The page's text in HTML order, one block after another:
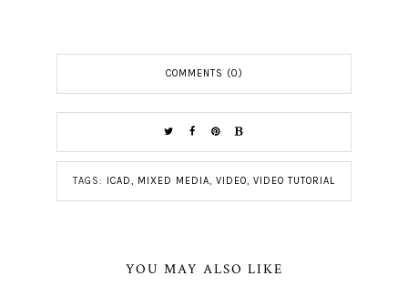
COMMENTS (0)
TAGS: ICAD, MIXED MEDIA, VIDEO, VIDEO TUTORIAL
YOU MAY ALSO LIKE